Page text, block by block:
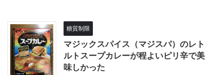
糖質制限
マジックスパイス（マジスパ）のレト
ルトスープカレーが程よいピリ辛で美
味しかった